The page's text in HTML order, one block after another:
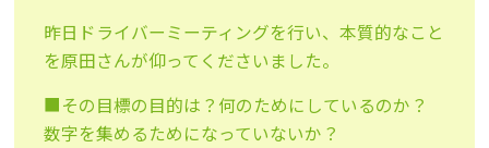
昨日ドライバーミーティングを行い、本質的なこと
を原田さんが仰ってくださいました。
■その目標の目的は？何のためにしているのか？
数字を集めるためになっていないか？